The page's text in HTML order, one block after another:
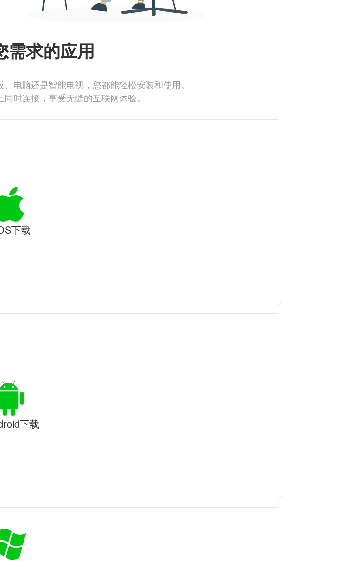
需求的应用
电脑还是智能电视，您都能轻松安装和使用。
时连接，享受无缝的互联网体验。
下载
下载